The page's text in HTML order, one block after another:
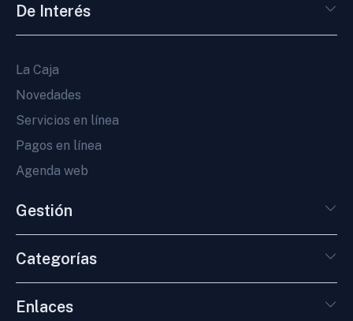
De Interés
La Caja
Novedades
Servicios en línea
Pagos en línea
Agenda web
Gestión
Categorías
Enlaces